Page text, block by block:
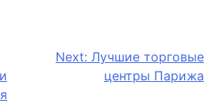
Next: Лучшие торговые
центры Парижа